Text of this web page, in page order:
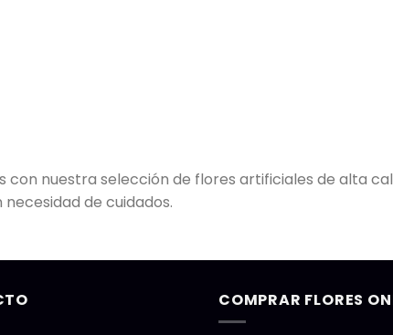
nuestra selección de flores artificiales de alta
de cuidados.
COMPRAR FLORES